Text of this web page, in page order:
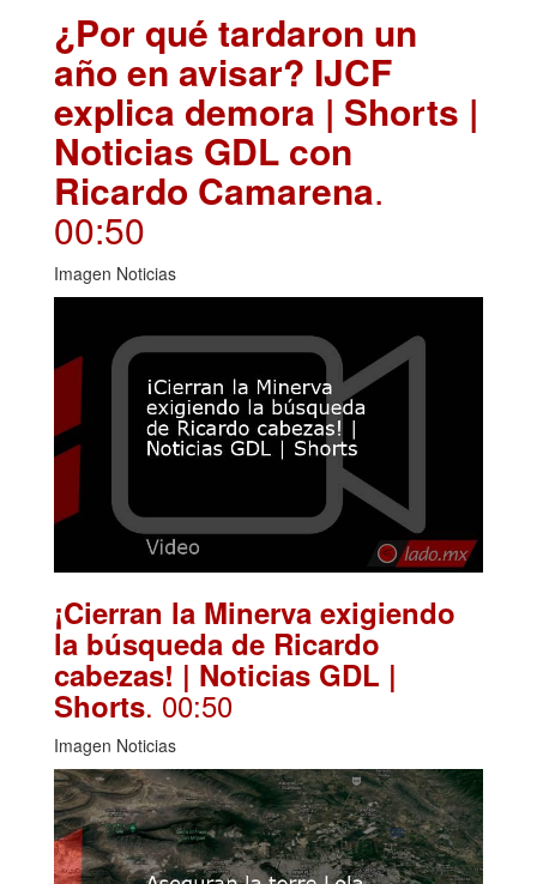
¿Por qué tardaron un
año en avisar? IJCF
explica demora | Shorts |
Noticias GDL con
Ricardo Camarena.
00:50
Imagen Noticias
¡Cierran la Minerva exigiendo
la búsqueda de Ricardo
cabezas! | Noticias GDL |
Shorts. 00:50
Imagen Noticias